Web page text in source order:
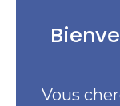
Vous